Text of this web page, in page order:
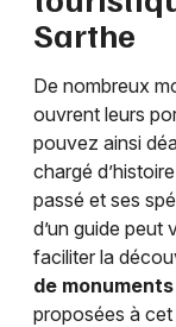
Sarthe
De nombreux
ouvrent leurs
pouvez ainsi
chargé
passé et ses
d’un guide peut
faciliter la
de monuments
proposées à